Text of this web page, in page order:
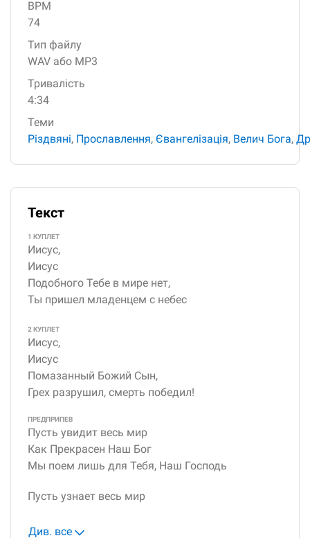
BPM
74
Тип файлу
WAV або MP3
Тривалість
4:34
Теми
Різдвяні, Прославлення, Євангелізація, Велич Бога,
Текст
1 КУПЛЕТ
Иисус,
Иисус
Подобного Тебе в мире нет,
Ты пришел младенцем с небес
2 КУПЛЕТ
Иисус,
Иисус
Помазанный Божий Сын,
Грех разрушил, смерть победил!
ПРЕДПРИПЕВ
Пусть увидит весь мир
Как Прекрасен Наш Бог
Мы поем лишь для Тебя, Наш Господь
Пусть узнает весь мир
Див. все